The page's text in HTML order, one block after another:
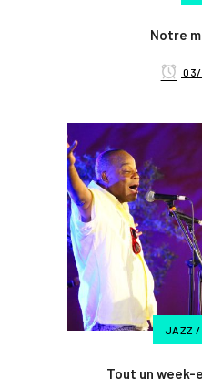
Notre
JAZZ /
Tout un week-